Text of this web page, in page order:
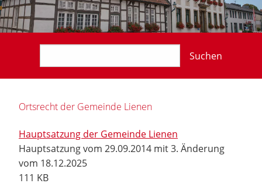
Suchen
Ortsrecht der Gemeinde Lienen
Hauptsatzung der Gemeinde Lienen
Hauptsatzung vom 29.09.2014 mit 3. Änderung
vom 18.12.2025
111 KB